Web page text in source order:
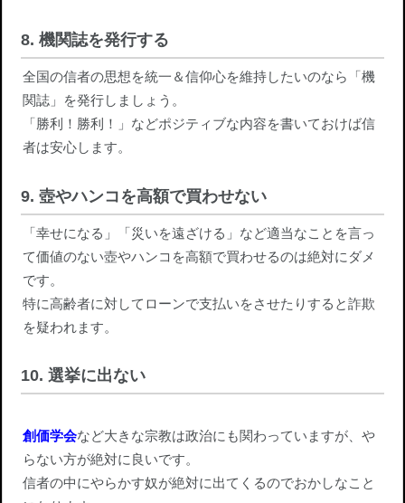
8. 機関誌を発行する
全国の信者の思想を統一＆信仰心を維持したいのなら「機
関誌」を発行しましょう。
「勝利！勝利！」などポジティブな内容を書いておけば信
者は安心します。
9. 壺やハンコを高額で買わせない
「幸せになる」「災いを遠ざける」など適当なことを言っ
て価値のない壺やハンコを高額で買わせるのは絶対にダメ
です。
特に高齢者に対してローンで支払いをさせたりすると詐欺
を疑われます。
10. 選挙に出ない
創価学会など大きな宗教は政治にも関わっていますが、や
らない方が絶対に良いです。
信者の中にやらかす奴が絶対に出てくるのでおかしなこと